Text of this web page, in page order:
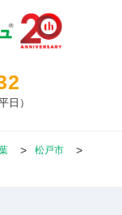
日）
松戸市